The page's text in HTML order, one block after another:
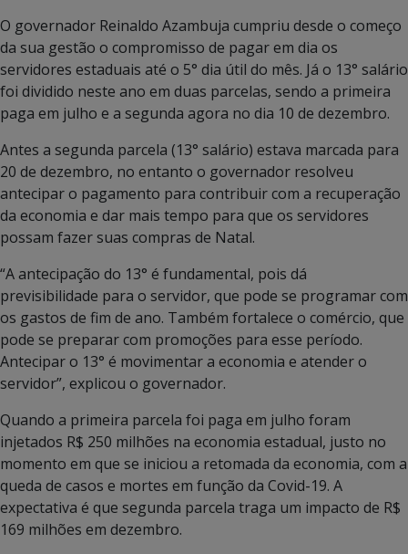
O governador Reinaldo Azambuja cumpriu desde o começo
da sua gestão o compromisso de pagar em dia os
servidores estaduais até o 5° dia útil do mês. Já o 13° salário
foi dividido neste ano em duas parcelas, sendo a primeira
paga em julho e a segunda agora no dia 10 de dezembro.
Antes a segunda parcela (13° salário) estava marcada para
20 de dezembro, no entanto o governador resolveu
antecipar o pagamento para contribuir com a recuperação
da economia e dar mais tempo para que os servidores
possam fazer suas compras de Natal.
“A antecipação do 13° é fundamental, pois dá
previsibilidade para o servidor, que pode se programar com
os gastos de fim de ano. Também fortalece o comércio, que
pode se preparar com promoções para esse período.
Antecipar o 13° é movimentar a economia e atender o
servidor”, explicou o governador.
Quando a primeira parcela foi paga em julho foram
injetados R$ 250 milhões na economia estadual, justo no
momento em que se iniciou a retomada da economia, com a
queda de casos e mortes em função da Covid-19. A
expectativa é que segunda parcela traga um impacto de R$
169 milhões em dezembro.